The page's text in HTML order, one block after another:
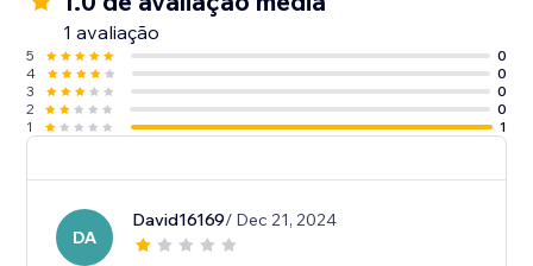
1 avaliação
5
0
4
0
3
0
2
0
1
1
DA
David16169/ Dec 21, 2024